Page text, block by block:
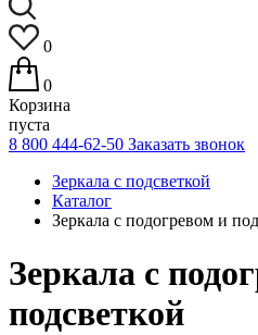
0
0
Корзина
пуста
8 800 444-62-50 Заказать звонок
Зеркала с подсветкой
Каталог
Зеркала с подогревом и
Зеркала с
подсветкой